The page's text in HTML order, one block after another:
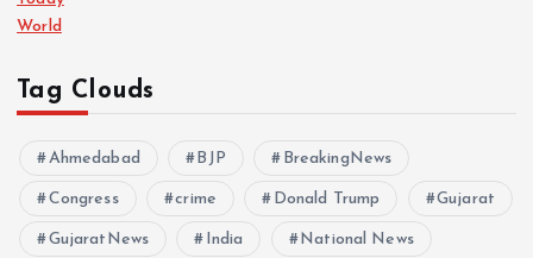
World
Tag Clouds
Ahmedabad BJP BreakingNews
Congress crime Donald Trump Gujarat
GujaratNews India National News